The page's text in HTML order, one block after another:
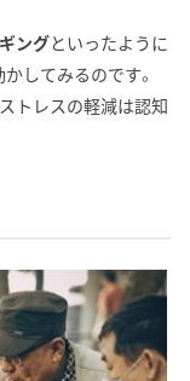
ングといったように
してみるのです。
トレスの軽減は認知